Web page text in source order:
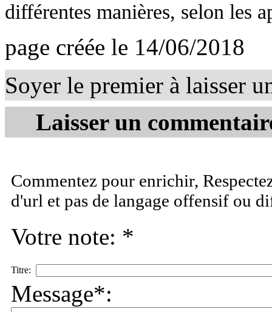
différentes manières, selon les
page créée le 14/06/2018
Soyer le premier à laisser
Laisser un
Commentez pour enrichir,
d'url et pas de langage offensif ou
Votre note: *
Titre:
Message*: